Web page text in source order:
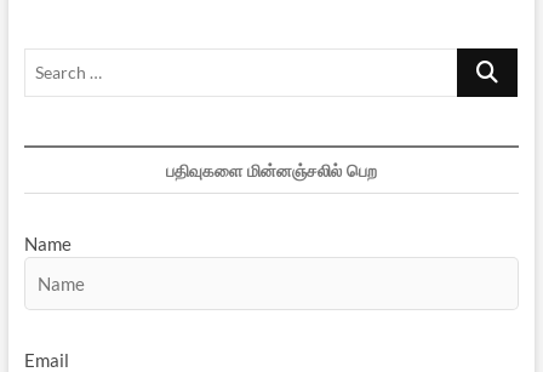
Search
பதிவுகளை மின்னஞ்சலில் பெற
Name
Email